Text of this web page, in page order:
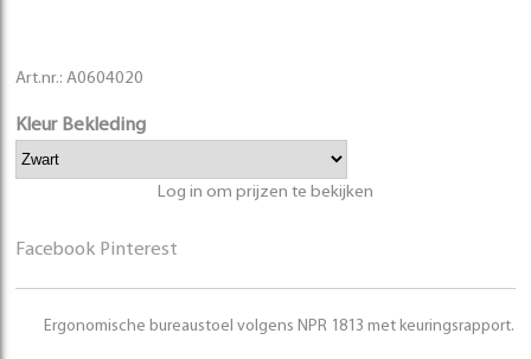
Art.nr.: A0604020
Kleur Bekleding
Log in om prijzen te bekijken
Facebook Pinterest
Ergonomische bureaustoel volgens NPR 1813 met keuringsrapport.